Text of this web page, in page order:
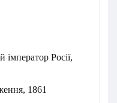
Росії,
1861